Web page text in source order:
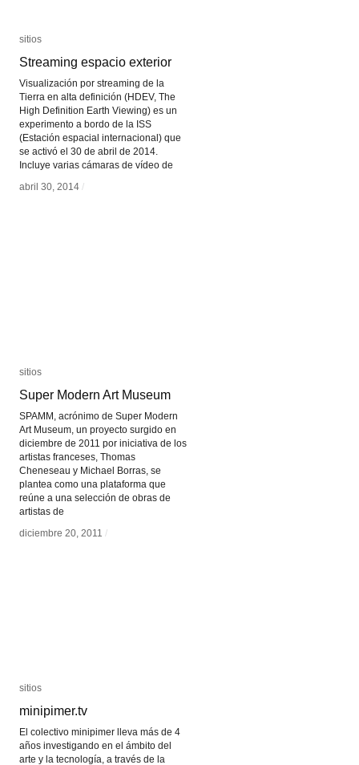
sitios
Streaming espacio exterior
Visualización por streaming de la
Tierra en alta definición (HDEV, The
High Definition Earth Viewing) es un
experimento a bordo de la ISS
(Estación espacial internacional) que
se activó el 30 de abril de 2014.
Incluye varias cámaras de vídeo de
abril 30, 2014 /
sitios
Streaming espacio exterior
abril 30, 2014 /
sitios
Super Modern Art Museum
SPAMM, acrónimo de Super Modern
Art Museum, un proyecto surgido en
diciembre de 2011 por iniciativa de los
artistas franceses, Thomas
Cheneseau y Michael Borras, se
plantea como una plataforma que
reúne a una selección de obras de
artistas de
diciembre 20, 2011 /
sitios
Super Modern Art Museum
diciembre 20, 2011 /
sitios
minipimer.tv
El colectivo minipimer lleva más de 4
años investigando en el ámbito del
arte y la tecnología, a través de la
sitios
minipimer.tv